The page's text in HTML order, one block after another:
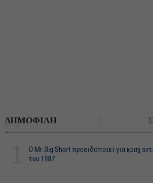
ΔΗΜΟΦΙΛΗ
O Mr. Big Short προειδοποιεί για κραχ
του 1987